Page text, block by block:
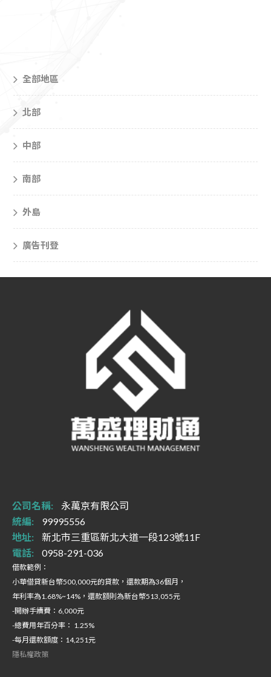
全部地區
北部
中部
南部
外島
廣告刊登
公司名稱:
永萬京有限公司
統編:
99995556
地址:
新北市三重區新北大道一段123號11F
電話:
0958-291-036
借款範例：
小華借貸新台幣500,000元的貸款，還款期為36個月，
年利率為1.68%~14%，還款額則為新台幣513,055元
-開辦手續費：6,000元
-總費用年百分率： 1.25%
-每月還款額度：14,251元
隱私權政策